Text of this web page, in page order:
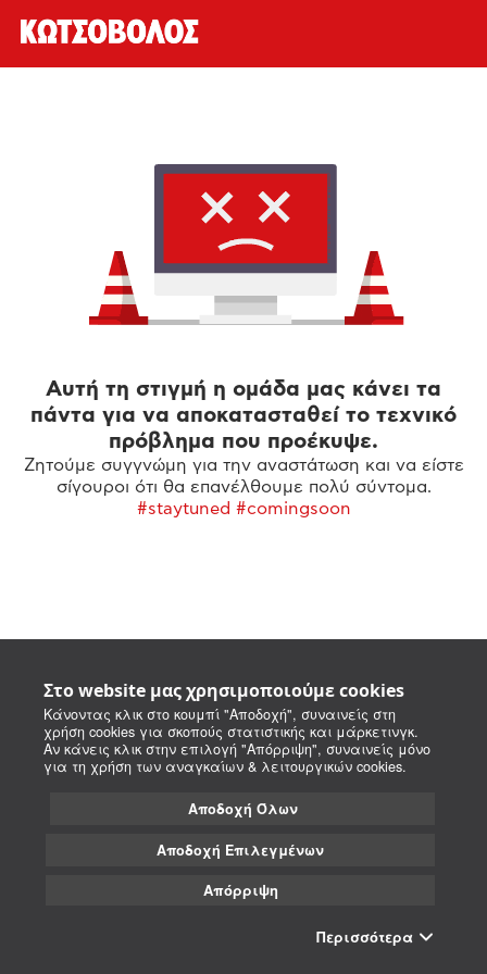
Στο website μας χρησιμοποιούμε cookies
Κάνοντας κλικ στο κουμπί "Αποδοχή", συναινείς στη
χρήση cookies για σκοπούς στατιστικής και μάρκετινγκ.
Αν κάνεις κλικ στην επιλογή "Απόρριψη", συναινείς μόνο
για τη χρήση των αναγκαίων & λειτουργικών cookies.
Αποδοχή Όλων
Αποδοχή Επιλεγμένων
Απόρριψη
Περισσότερα
Αυτή τη στιγμή η ομάδα μας κάνει τα
πάντα για να αποκατασταθεί το τεχνικό
πρόβλημα που προέκυψε.
Ζητούμε συγγνώμη για την αναστάτωση και να είστε
σίγουροι ότι θα επανέλθουμε πολύ σύντομα.
#staytuned #comingsoon